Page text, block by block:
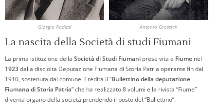
Giorgio Radetti Antonio Grossich
La nascita della Società di studi Fiumani
La prima istituzione della Società di Studi Fiumani prese vita a Fiume nel
1923dalla disciolta Deputazione Fiumana di Storia Patria operante fin dal
1910, sostenuta dal comune. Eredita il “Bullettino della deputazione
Fiumana di Storia Patria” che ha realizzato 8 volumi e la rivista “Fiume”
diventa organo della società prendendo il posto del “Bullettino”.